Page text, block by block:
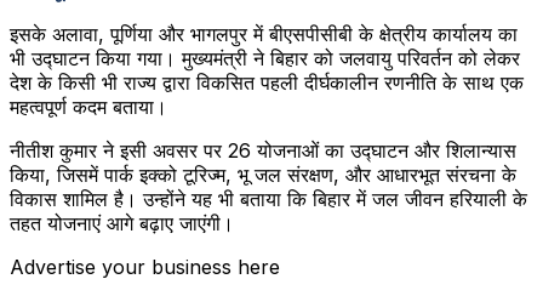
इसके अलावा, पूर्णिया और भागलपुर में बीएसपीसीबी के क्षेत्रीय कार्यालय का
भी उद्घाटन किया गया। मुख्यमंत्री ने बिहार को जलवायु परिवर्तन को लेकर
देश के किसी भी राज्य द्वारा विकसित पहली दीर्घकालीन रणनीति के साथ एक
महत्वपूर्ण कदम बताया।
नीतीश कुमार ने इसी अवसर पर 26 योजनाओं का उद्घाटन और शिलान्यास
किया, जिसमें पार्क इक्को टूरिज्म, भू जल संरक्षण, और आधारभूत संरचना के
विकास शामिल है। उन्होंने यह भी बताया कि बिहार में जल जीवन हरियाली के
तहत योजनाएं आगे बढ़ाए जाएंगी।
Advertise your business here